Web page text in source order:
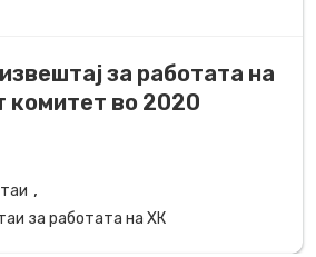
за работата на
комитет во 2020
,
за работата на ХК